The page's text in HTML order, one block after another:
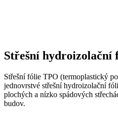
Střešní hydroizolační
Střešní fólie TPO (termoplastický
jednovrstvé střešní hydroizolační
plochých a nízko spádových
budov.